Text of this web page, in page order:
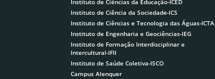
Instituto de Ciência da Sociedade-ICS
Instituto de Ciências e Tecnologia das Águas-ICTA
Instituto de Engenharia e Geociências-IEG
Instituto de Formação Interdisciplinar e
Intercultural-IFII
Instituto de Saúde Coletiva-ISCO
Campus Alenquer